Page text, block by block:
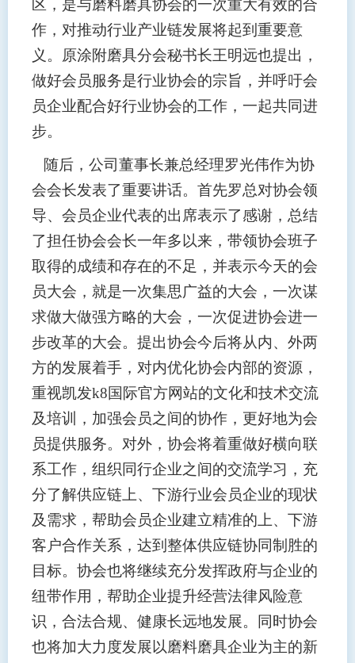
区，是与磨料磨具协会的一次重大有效的合
作，对推动行业产业链发展将起到重要意
义。原涂附磨具分会秘书长王明远也提出，
做好会员服务是行业协会的宗旨，并呼吁会
员企业配合好行业协会的工作，一起共同进
步。
随后，公司董事长兼总经理罗光伟作为协
会会长发表了重要讲话。首先罗总对协会领
导、会员企业代表的出席表示了感谢，总结
了担任协会会长一年多以来，带领协会班子
取得的成绩和存在的不足，并表示今天的会
员大会，就是一次集思广益的大会，一次谋
求做大做强方略的大会，一次促进协会进一
步改革的大会。提出协会今后将从内、外两
方的发展着手，对内优化协会内部的资源，
重视凯发k8国际官方网站的文化和技术交流
及培训，加强会员之间的协作，更好地为会
员提供服务。对外，协会将着重做好横向联
系工作，组织同行企业之间的交流学习，充
分了解供应链上、下游行业会员企业的现状
及需求，帮助会员企业建立精准的上、下游
客户合作关系，达到整体供应链协同制胜的
目标。协会也将继续充分发挥政府与企业的
纽带作用，帮助企业提升经营法律风险意
识，合法合规、健康长远地发展。同时协会
也将加大力度发展以磨料磨具企业为主的新